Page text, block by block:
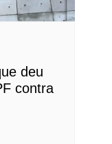
deu
contra